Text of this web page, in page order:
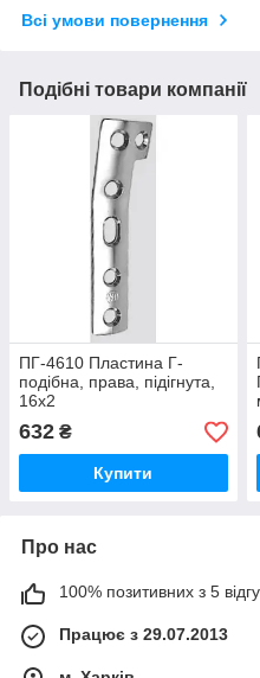
Всі умови повернення
Подібні товари компанії
ПГ-4610 Пластина Г-
подібна, права, підігнута,
16х2
632 ₴
Купити
Про нас
100% позитивних з 5
Працює з 29.07.2013